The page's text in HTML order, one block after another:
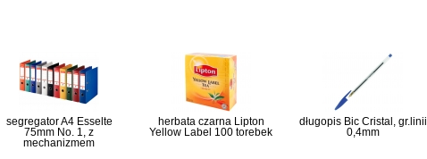
segregator A4 Esselte
75mm No. 1, z
mechanizmem
herbata czarna Lipton
Yellow Label 100 torebek
długopis Bic Cristal, gr.linii
0,4mm